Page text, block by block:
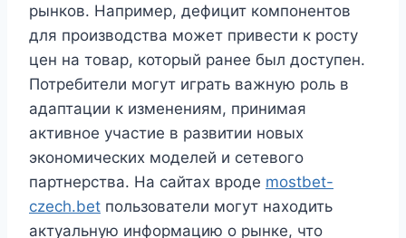
рынков. Например, дефицит компонентов
для производства может привести к росту
цен на товар, который ранее был доступен.
Потребители могут играть важную роль в
адаптации к изменениям, принимая
активное участие в развитии новых
экономических моделей и сетевого
партнерства. На сайтах вроде mostbet-
czech.bet пользователи могут находить
актуальную информацию о рынке, что